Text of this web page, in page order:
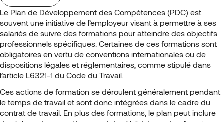
Le Plan de Développement des Compétences (PDC) est
souvent une initiative de l’employeur visant à permettre à ses
salariés de suivre des formations pour atteindre des objectifs
professionnels spécifiques. Certaines de ces formations sont
obligatoires en vertu de conventions internationales ou de
dispositions légales et réglementaires, comme stipulé dans
l’article L6321-1 du Code du Travail.
Ces actions de formation se déroulent généralement pendant
le temps de travail et sont donc intégrées dans le cadre du
contrat de travail. En plus des formations, le plan peut inclure